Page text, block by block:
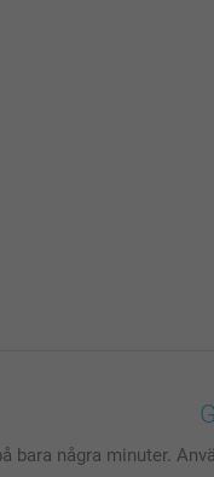
bara några minuter.